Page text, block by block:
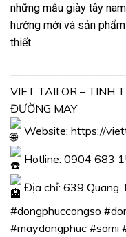
những mẫu giày tây
hướng mới và sản
thiết.
VIET TAILOR – TINH
ĐƯỜNG MAY
Website: https://
Hotline: 0904 683
Địa chỉ: 639 Quang
#dongphuccongso
#maydongphuc #somi